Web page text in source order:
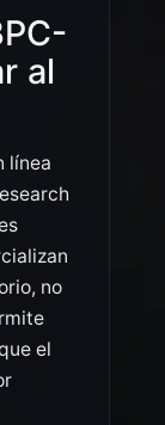
al
línea
no
el